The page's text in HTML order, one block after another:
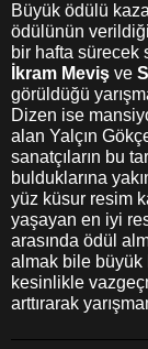
Büyük ödülü
ödülünün
bir hafta sürecek
İkram Meviş ve
görüldüğü
Dizen ise
alan Yalçın
sanatçıların bu
bulduklarına
yüz küsur resim
yaşayan en iyi
arasında ödül
almak bile büyük
kesinlikle
arttırarak